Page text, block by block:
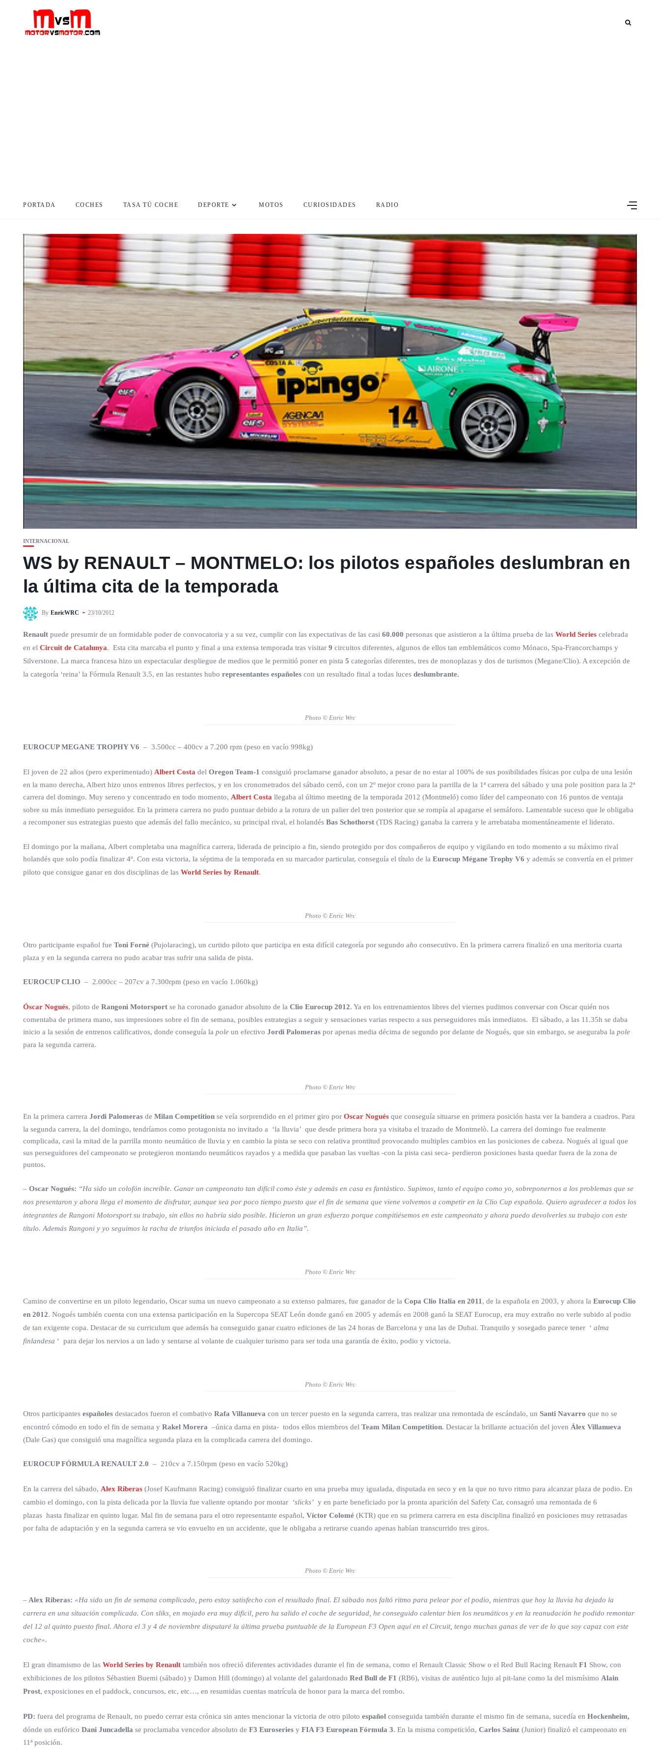
PORTADA COCHES TASA TÚ COCHE DEPORTE MOTOS CURIOSIDADES RADIO
INTERNACIONAL
WS by RENAULT – MONTMELO: los pilotos españoles deslumbran en
la última cita de la temporada
By EnricWRC 23/10/2012
Renault puede presumir de un formidable poder de convocatoria y a su vez, cumplir con las expectativas de las casi 60.000 personas que asistieron a la última prueba de las World Series celebrada
en el Circuit de Catalunya. Esta cita marcaba el punto y final a una extensa temporada tras visitar 9 circuitos diferentes, algunos de ellos tan emblemáticos como Mónaco, Spa-Francorchamps y
Silverstone. La marca francesa hizo un espectacular despliegue de medios que le permitió poner en pista 5 categorías diferentes, tres de monoplazas y dos de turismos (Megane/Clio). A excepción de
la categoría ‘reina’ la Fórmula Renault 3.5, en las restantes hubo representantes españoles con un resultado final a todas luces deslumbrante.
Photo © Enric Wrc
EUROCUP MEGANE TROPHY V6 – 3.500cc – 400cv a 7.200 rpm (peso en vacío 998kg)
El joven de 22 años (pero experimentado) Albert Costa del Oregon Team-1 consiguió proclamarse ganador absoluto, a pesar de no estar al 100% de sus posibilidades físicas por culpa de una lesión
en la mano derecha, Albert hizo unos entrenos libres perfectos, y en los cronometrados del sábado cerró, con un 2º mejor crono para la parrilla de la 1ª carrera del sábado y una pole position para la 2ª
carrera del domingo. Muy sereno y concentrado en todo momento, Albert Costa llegaba al último meeting de la temporada 2012 (Montmeló) como líder del campeonato con 16 puntos de ventaja
sobre su más inmediato perseguidor. En la primera carrera no pudo puntuar debido a la rotura de un palier del tren posterior que se rompía al apagarse el semáforo. Lamentable suceso que le obligaba
a recomponer sus estrategias puesto que además del fallo mecánico, su principal rival, el holandés Bas Schothorst (TDS Racing) ganaba la carrera y le arrebataba momentáneamente el liderato.
El domingo por la mañana, Albert completaba una magnífica carrera, liderada de principio a fin, siendo protegido por dos compañeros de equipo y vigilando en todo momento a su máximo rival
holandés que solo podía finalizar 4º. Con esta victoria, la séptima de la temporada en su marcador particular, conseguía el título de la Eurocup Mégane Trophy V6 y además se convertía en el primer
piloto que consigue ganar en dos disciplinas de las World Series by Renault.
Photo © Enric Wrc
Otro participante español fue Toni Forné (Pujolaracing), un curtido piloto que participa en esta difícil categoría por segundo año consecutivo. En la primera carrera finalizó en una meritoria cuarta
plaza y en la segunda carrera no pudo acabar tras sufrir una salida de pista.
EUROCUP CLIO – 2.000cc – 207cv a 7.300rpm (peso en vacío 1.060kg)
Óscar Nogués, piloto de Rangoni Motorsport se ha coronado ganador absoluto de la Clio Eurocup 2012. Ya en los entrenamientos libres del viernes pudimos conversar con Oscar quién nos
comentaba de primera mano, sus impresiones sobre el fin de semana, posibles estrategias a seguir y sensaciones varias respecto a sus perseguidores más inmediatos. El sábado, a las 11.35h se daba
inicio a la sesión de entrenos calificativos, donde conseguía la pole un efectivo Jordi Palomeras por apenas media décima de segundo por delante de Nogués, que sin embargo, se aseguraba la pole
para la segunda carrera.
Photo © Enric Wrc
En la primera carrera Jordi Palomeras de Milan Competition se veía sorprendido en el primer giro por Oscar Nogués que conseguía situarse en primera posición hasta ver la bandera a cuadros. Para
la segunda carrera, la del domingo, tendríamos como protagonista no invitado a ‘la lluvia’ que desde primera hora ya visitaba el trazado de Montmelò. La carrera del domingo fue realmente
complicada, casi la mitad de la parrilla monto neumático de lluvia y en cambio la pista se seco con relativa prontitud provocando multiples cambios en las posiciones de cabeza. Nogués al igual que
sus perseguidores del campeonato se protegieron montando neumáticos rayados y a medida que pasaban las vueltas -con la pista casi seca- perdieron posiciones hasta quedar fuera de la zona de
puntos.
– Oscar Nogués: “Ha sido un colofón increíble. Ganar un campeonato tan difícil como éste y además en casa es fantástico. Supimos, tanto el equipo como yo, sobreponernos a los problemas que se
nos presentaron y ahora llega el momento de disfrutar, aunque sea por poco tiempo puesto que el fin de semana que viene volvemos a competir en la Clio Cup española. Quiero agradecer a todos los
integrantes de Rangoni Motorsport su trabajo, sin ellos no habría sido posible. Hicieron un gran esfuerzo porque compitiésemos en este campeonato y ahora puedo devolverles su trabajo con este
título. Además Rangoni y yo seguimos la racha de triunfos iniciada el pasado año en Italia”.
Photo © Enric Wrc
Camino de convertirse en un piloto legendario, Oscar suma un nuevo campeonato a su extenso palmares, fue ganador de la Copa Clio Italia en 2011 , de la española en 2003, y ahora la Eurocup Clio
en 2012. Nogués también cuenta con una extensa participación en la Supercopa SEAT León donde ganó en 2005 y además en 2008 ganó la SEAT Eurocup, era muy extraño no verle subido al podio
de tan exigente copa. Destacar de su curriculum que además ha conseguido ganar cuatro ediciones de las 24 horas de Barcelona y una las de Dubai. Tranquilo y sosegado parece tener ‘ alma
finlandesa ‘ para dejar los nervios a un lado y sentarse al volante de cualquier turismo para ser toda una garantía de éxito, podio y victoria.
Photo © Enric Wrc
Otros participantes españoles destacados fueron el combativo Rafa Villanueva con un tercer puesto en la segunda carrera, tras realizar una remontada de escándalo, un Santi Navarro que no se
encontró cómodo en todo el fin de semana y Rakel Morera –única dama en pista- todos ellos miembros del Team Milan Competition. Destacar la brillante actuación del joven Álex Villanueva
(Dale Gas) que consiguió una magnífica segunda plaza en la complicada carrera del domingo.
EUROCUP FÓRMULA RENAULT 2.0 – 210cv a 7.150rpm (peso en vacío 520kg)
En la carrera del sábado, Alex Riberas (Josef Kaufmann Racing) consiguió finalizar cuarto en una prueba muy igualada, disputada en seco y en la que no tuvo ritmo para alcanzar plaza de podio. En
cambio el domingo, con la pista delicada por la lluvia fue valiente optando por montar
‘slicks’ y en parte beneficiado por la pronta aparición del Safety Car, consagró una remontada de 6
plazas hasta finalizar en quinto lugar. Mal fin de semana para el otro representante español, Víctor Colomé (KTR) que en su primera carrera en esta disciplina finalizó en posiciones muy retrasadas
por falta de adaptación y en la segunda carrera se vio envuelto en un accidente, que le obligaba a retirarse cuando apenas habían transcurrido tres giros.
Photo © Enric Wrc
– Alex Riberas: «Ha sido un fin de semana complicado, pero estoy satisfecho con el resultado final. El sábado nos faltó ritmo para pelear por el podio, mientras que hoy la lluvia ha dejado la
carrera en una situación complicada. Con sliks, en mojado era muy difícil, pero ha salido el coche de seguridad, he conseguido calentar bien los neumáticos y en la reanudación he podido remontar
del 12 al quinto puesto final. Ahora el 3 y 4 de noviembre disputaré la última prueba puntuable de la European F3 Open aquí en el Circuit, tengo muchas ganas de ver de lo que soy capaz con este
coche».
El gran dinamismo de las World Series by Renault también nos ofreció diferentes actividades durante el fin de semana, como el Renault Classic Show o el Red Bull Racing Renault F1 Show, con
exhibiciones de los pilotos Sébastien Buemi (sábado) y Damon Hill (domingo) al volante del galardonado Red Bull de F1 (RB6), visitas de auténtico lujo al pit-lane como la del mismísimo Alain
Prost, exposiciones en el paddock, concursos, etc, etc…, en resumidas cuentas matrícula de honor para la marca del rombo.
PD: fuera del programa de Renault, no puedo cerrar esta crónica sin antes mencionar la victoria de otro piloto español conseguida también durante el mismo fin de semana, sucedía en Hockenheim,
dónde un eufórico Dani Juncadella se proclamaba vencedor absoluto de F3 Euroseries y FIA F3 European Fórmula 3. En la misma competición, Carlos Sainz (Junior) finalizó el campeonato en
11ª posición.